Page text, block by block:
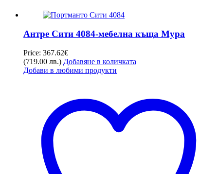
Антре Сити 4084-мебелна къща Мура
Price: 367.62€
(719.00 лв.) Добавяне в количката
Добави в любими продукти